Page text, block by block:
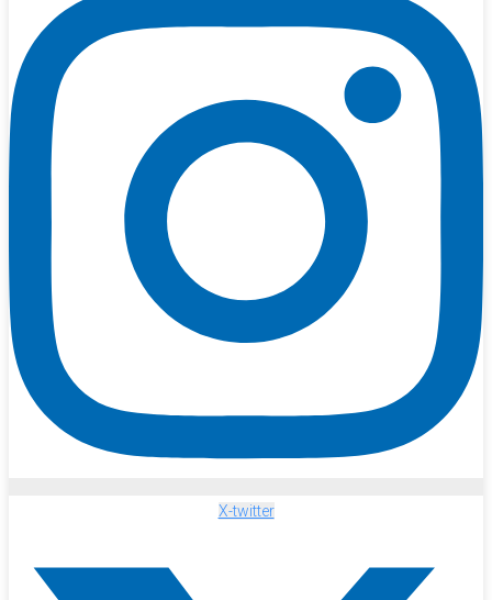
X-twitter